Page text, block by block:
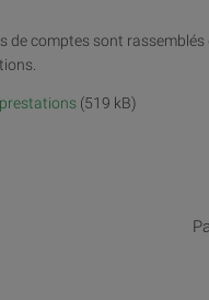
de comptes sont rassemblés
(519 kB)